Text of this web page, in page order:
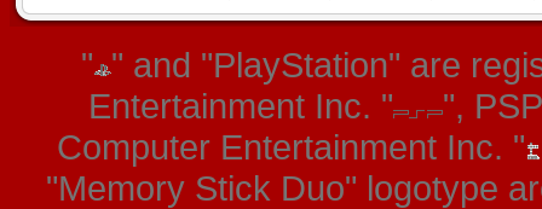
" " and "PlayStation" are
Entertainment Inc. "
",
Computer Entertainment Inc. "
"Memory Stick Duo" logotype